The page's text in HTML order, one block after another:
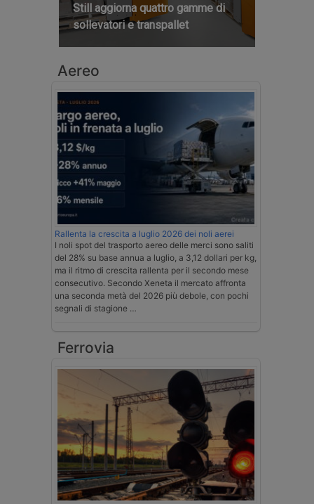
Still aggiorna quattro gamme di
sollevatori e transpallet
Aereo
Rallenta la crescita a luglio 2026 dei noli aerei
I noli spot del trasporto aereo delle merci sono saliti
del 28% su base annua a luglio, a 3,12 dollari per kg,
ma il ritmo di crescita rallenta per il secondo mese
consecutivo. Secondo Xeneta il mercato affronta
una seconda metà del 2026 più debole, con pochi
segnali di stagione …
Ferrovia